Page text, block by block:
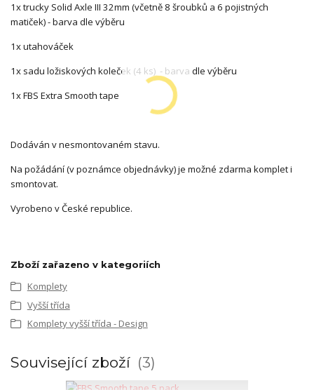
1x trucky Solid Axle III 32mm (včetně 8 šroubků a 6 pojistných
matiček) - barva dle výběru
1x utahováček
1x sadu ložiskových koleček (4 ks) - barva dle výběru
1x FBS Extra Smooth tape
Dodáván v nesmontovaném stavu.
Na požádání (v poznámce objednávky) je možné zdarma komplet i
smontovat.
Vyrobeno v České republice.
Zboží zařazeno v kategoriích
Komplety
Vyšší třída
Komplety vyšší třída - Design
Související zboží 3